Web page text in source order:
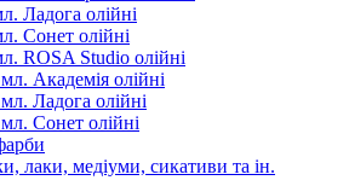
Ладога олійні
Сонет олійні
ROSA Studio олійні
Академія олійні
Ладога олійні
Сонет олійні
лаки, медіуми, сикативи та ін.